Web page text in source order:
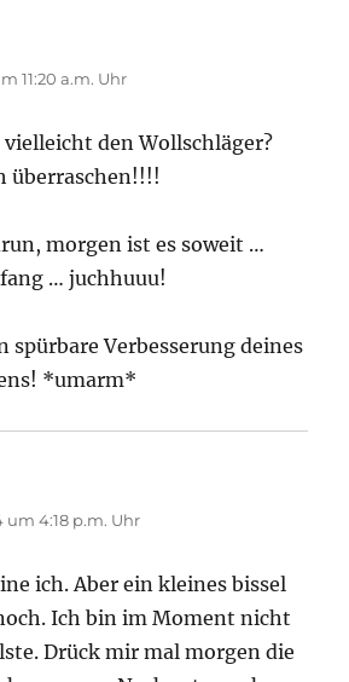
11:20 a.m. Uhr
den Wollschläger?
überraschen!!!!
morgen ist es soweit …
… juchhuuu!
spürbare Verbesserung deines
*umarm*
um 4:18 p.m. Uhr
ich. Aber ein kleines bissel
Ich bin im Moment nicht
Drück mir mal morgen die